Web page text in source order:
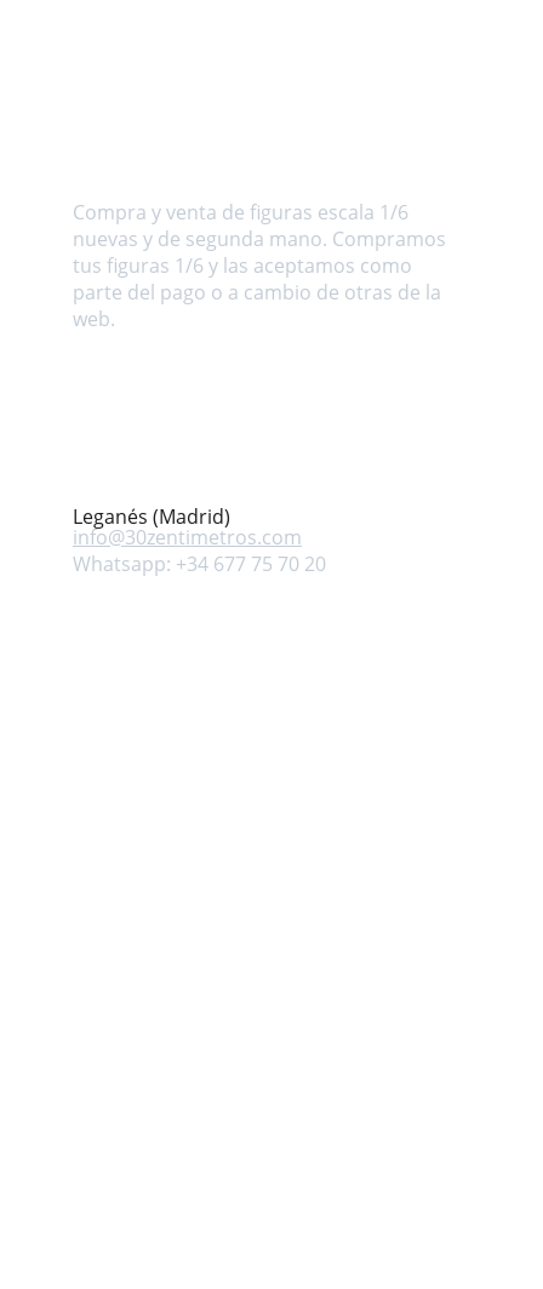
Compra y venta de figuras escala 1/6
nuevas y de segunda mano. Compramos
tus figuras 1/6 y las aceptamos como
parte del pago o a cambio de otras de la
web.
Leganés (Madrid)
info@30zentimetros.com
Whatsapp: +34 677 75 70 20